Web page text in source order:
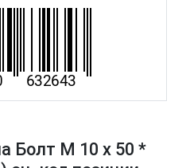
Болт М 10 х 50 *